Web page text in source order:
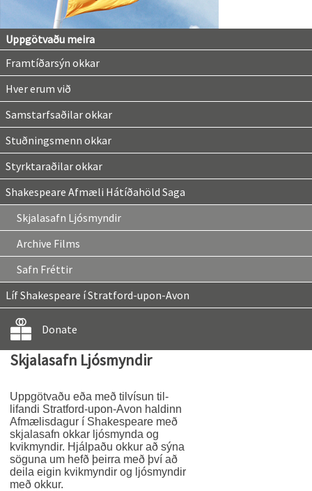
Uppgötvaðu meira
Framtíðarsýn okkar
Hver erum við
Samstarfsaðilar okkar
Stuðningsmenn okkar
Styrktaraðilar okkar
Shakespeare Afmæli Hátíðahöld Saga
Skjalasafn Ljósmyndir
Archive Films
Safn Fréttir
Líf Shakespeare í Stratford-upon-Avon
Donate
Skjalasafn Ljósmyndir
Uppgötvaðu eða með tilvísun til-
lifandi Stratford-upon-Avon haldinn
Afmælisdagur í Shakespeare með
skjalasafn okkar ljósmynda og
kvikmyndir. Hjálpaðu okkur að sýna
söguna um hefð þeirra með því að
deila eigin kvikmyndir og ljósmyndir
með okkur.